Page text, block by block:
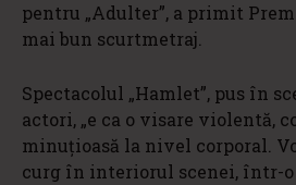
pentru „Adulter”, a primit
mai bun scurtmetraj.
Spectacolul „Hamlet”, pus în
actori, „e ca o visare violentă,
minuțioasă la nivel corporal.
curg în interiorul scenei, într-o